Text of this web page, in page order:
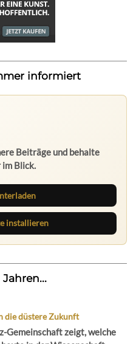
informiert
Beiträge und behalte
Blick.
installieren
die düstere Zukunft
Gemeinschaft zeigt, welche